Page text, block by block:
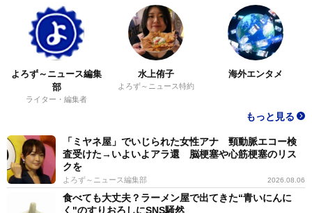
よろず～ニュース編集
部
ライター・編集者
水上侑子
よろず～ニュース特約
海外エンタメ
もっと見る
「ミヤネ屋」でいじられた女性アナ 頸動脈エコー検
査受けた→いよいよアラ還 脳梗塞や心筋梗塞のリス
クを
よろず～ニュース編集部 2026.08.06
食べても大丈夫？ラーメン屋で出てきた“青いにんに
く"のすりおろしにSNS騒然